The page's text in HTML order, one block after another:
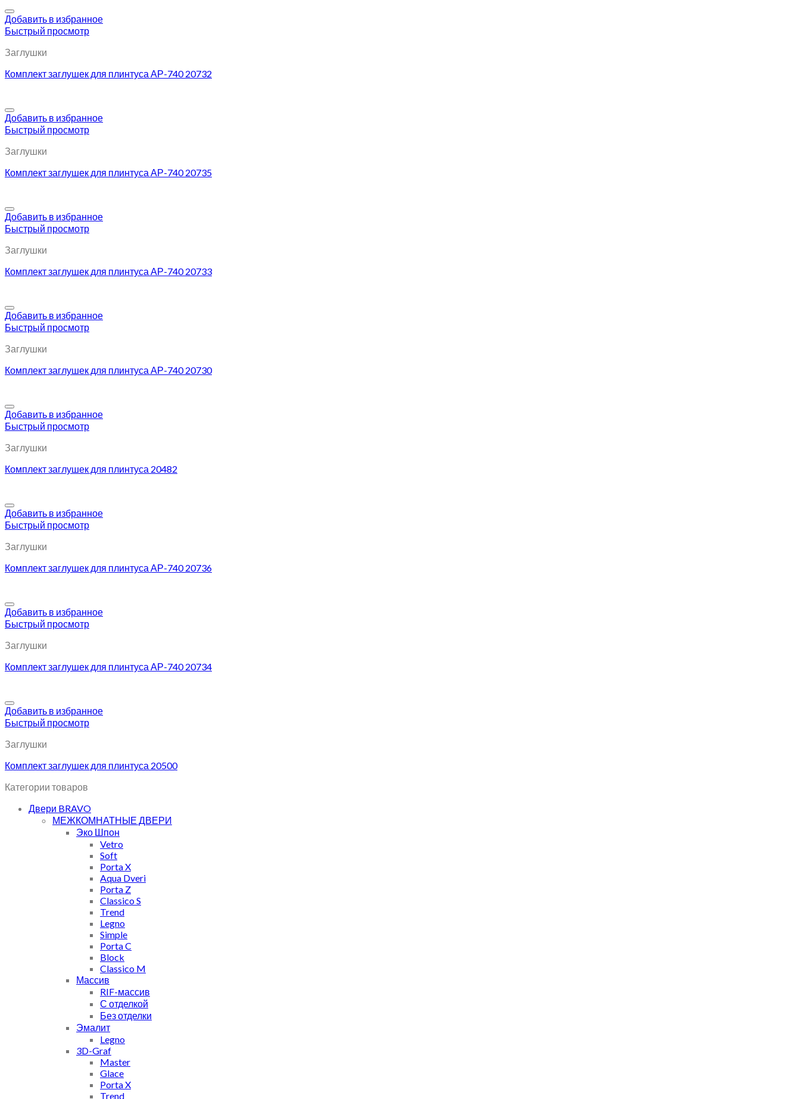
Добавить в избранное
Быстрый просмотр
Заглушки
Комплект заглушек для плинтуса АР-740 20732
Добавить в избранное
Быстрый просмотр
Заглушки
Комплект заглушек для плинтуса АР-740 20735
Добавить в избранное
Быстрый просмотр
Заглушки
Комплект заглушек для плинтуса АР-740 20733
Добавить в избранное
Быстрый просмотр
Заглушки
Комплект заглушек для плинтуса АР-740 20730
Добавить в избранное
Быстрый просмотр
Заглушки
Комплект заглушек для плинтуса 20482
Добавить в избранное
Быстрый просмотр
Заглушки
Комплект заглушек для плинтуса АР-740 20736
Добавить в избранное
Быстрый просмотр
Заглушки
Комплект заглушек для плинтуса АР-740 20734
Добавить в избранное
Быстрый просмотр
Заглушки
Комплект заглушек для плинтуса 20500
Категории товаров
Двери BRAVO
МЕЖКОМНАТНЫЕ ДВЕРИ
Эко Шпон
Vetro
Soft
Porta X
Aqua Dveri
Porta Z
Classico S
Trend
Legno
Simple
Porta C
Block
Classico M
Массив
RIF-массив
С отделкой
Без отделки
Эмалит
Legno
3D-Graf
Master
Glace
Porta X
Trend